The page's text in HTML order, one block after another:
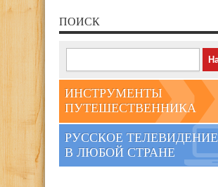
ПОИСК
ИНСТРУМЕНТЫ
ПУТЕШЕСТВЕННИКА
РУССКОЕ ТЕЛЕВИДЕНИЕ
В ЛЮБОЙ СТРАНЕ